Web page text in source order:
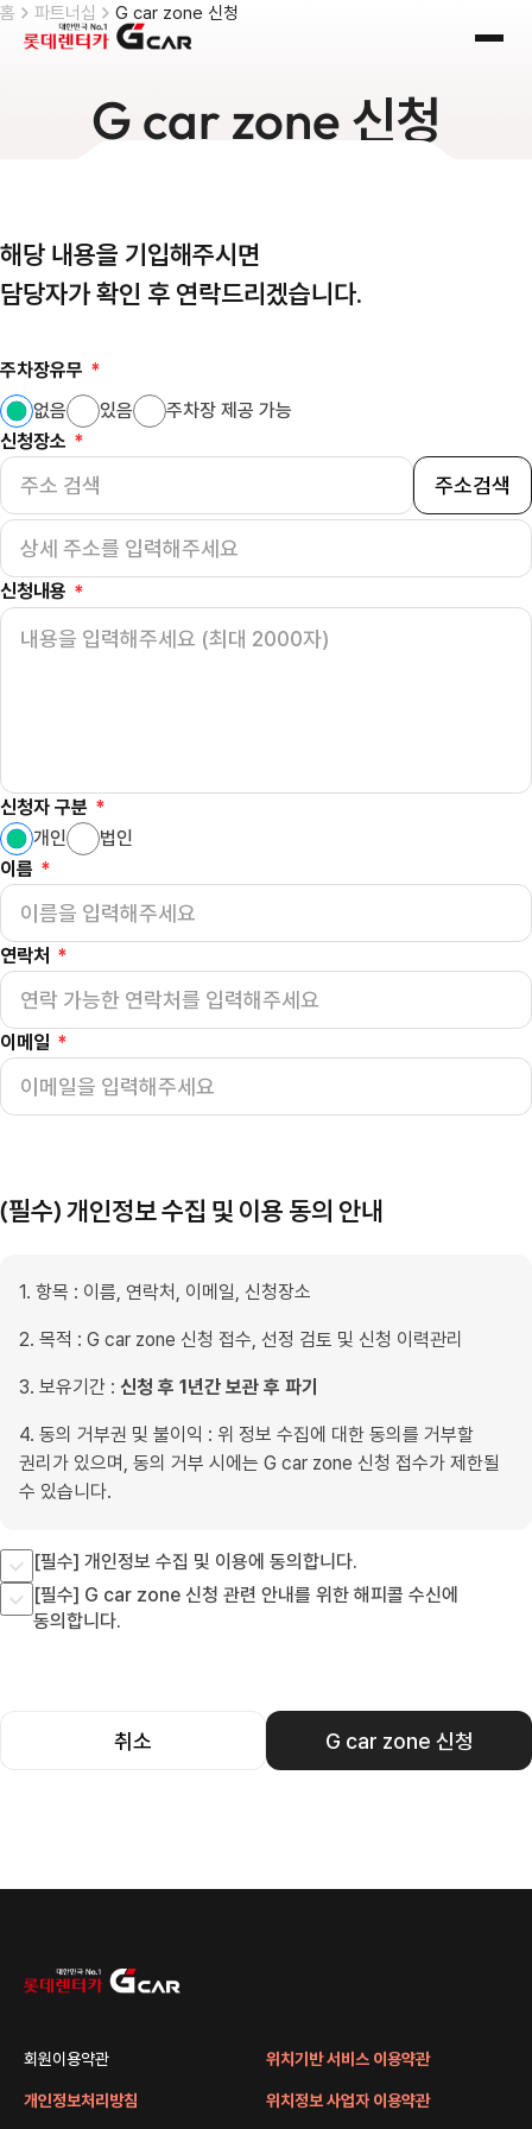
skip navigation
전체
홈 파트너십 G car zone 신청
G car zone 신청
해당 내용을 기입해주시면
담당자가 확인 후 연락드리겠습니다.
주차장유무 *
없음
있음
주차장 제공 가능
신청장소 *
주소검색
신청내용 *
신청자 구분 *
개인
법인
이름 *
연락처 *
이메일 *
(필수) 개인정보 수집 및 이용 동의 안내
1. 항목 : 이름, 연락처, 이메일, 신청장소
2. 목적 : G car zone 신청 접수, 선정 검토 및 신청 이력관리
3. 보유기간 : 신청 후 1년간 보관 후 파기
4. 동의 거부권 및 불이익 : 위 정보 수집에 대한 동의를 거부할
권리가 있으며, 동의 거부 시에는 G car zone 신청 접수가 제한될
수 있습니다.
[필수] 개인정보 수집 및 이용에 동의합니다.
[필수] G car zone 신청 관련 안내를 위한 해피콜 수신에
동의합니다.
취소 G car zone 신청
회원이용약관
개인정보처리방침
위치기반 서비스 이용약관
위치정보 사업자 이용약관